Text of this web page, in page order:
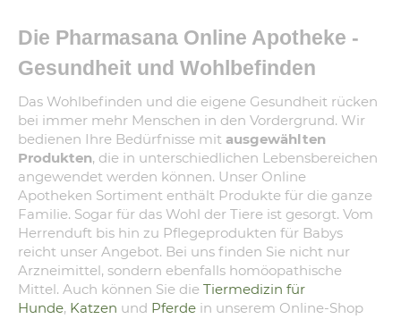
Die Pharmasana Online Apotheke -
Gesundheit und Wohlbefinden
Das Wohlbefinden und die eigene Gesundheit rücken
bei immer mehr Menschen in den Vordergrund. Wir
bedienen Ihre Bedürfnisse mit ausgewählten
Produkten, die in unterschiedlichen Lebensbereichen
angewendet werden können. Unser Online
Apotheken Sortiment enthält Produkte für die ganze
Familie. Sogar für das Wohl der Tiere ist gesorgt. Vom
Herrenduft bis hin zu Pflegeprodukten für Babys
reicht unser Angebot. Bei uns finden Sie nicht nur
Arzneimittel, sondern ebenfalls homöopathische
Mittel. Auch können Sie die Tiermedizin für
Hunde, Katzen und Pferde in unserem Online-Shop